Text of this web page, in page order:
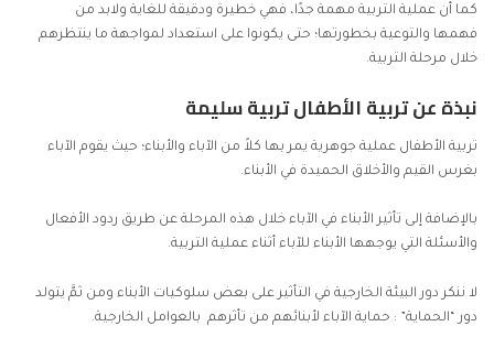
كما أن عملية التربية مهمة جدًا، فهي خطيرة ودقيقة للغاية ولابد من
فهمها والتوعية بخطورتها؛ حتى يكونوا على استعداد لمواجهة ما ينتظرهم
خلال مرحلة التربية.
نبذة عن تربية الأطفال تربية سليمة
تربية الأطفال عملية جوهرية يمر بها كلاً من الآباء والأبناء؛ حيث يقوم الآباء
بغرس القيم والأخلاق الحميدة في الأبناء.
بالإضافة إلى تأثير الأبناء في الآباء خلال هذه المرحلة عن طريق ردود الأفعال
والأسئلة التي يوجهها الأبناء للآباء أثناء عملية التربية.
لا ننكر دور البيئة الخارجية في التأثير على بعض سلوكيات الأبناء ومن ثمَّ يتولد
دور “الحماية” : حماية الآباء لأبنائهم من تأثرهم بالعوامل الخارجية.